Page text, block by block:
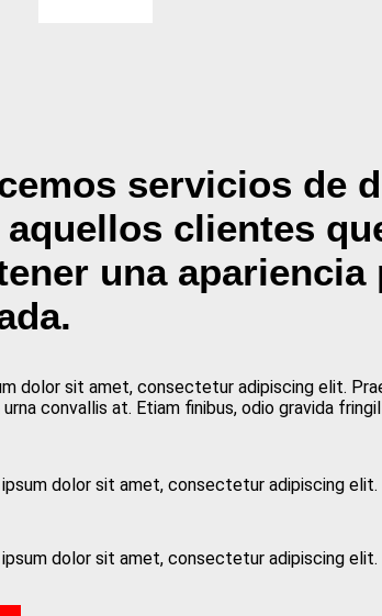
servicios de
aquellos clientes
una
dolor sit amet, consectetur adipiscing elit.
urna convallis at. Etiam finibus, odio gravida
dolor sit amet, consectetur adipiscing elit.
dolor sit amet, consectetur adipiscing elit.